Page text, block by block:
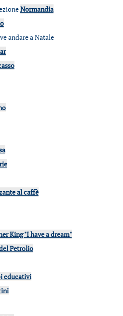
Normandia
andare a Natale
al caffè
King "I have a dream"
Petrolio
educativi